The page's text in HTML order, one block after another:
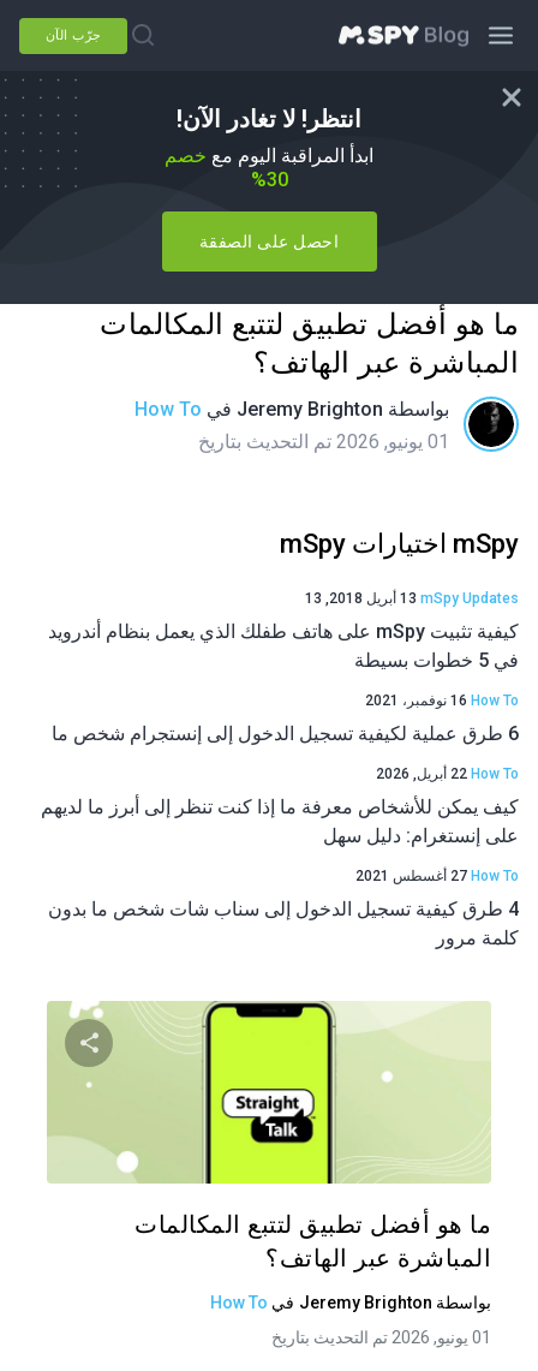
جرّب الآن
انتظر! لا تغادر الآن!
ابدأ المراقبة اليوم مع خصم
30%
احصل على الصفقة
ما هو أفضل تطبيق لتتبع المكالمات
المباشرة عبر الهاتف؟
بواسطة Jeremy Brighton في How To
01 يونيو, 2026 تم التحديث بتاريخ
mSpy اختيارات mSpy
mSpy Updates 13 أبريل 2018, 13
كيفية تثبيت mSpy على هاتف طفلك الذي يعمل بنظام أندرويد
في 5 خطوات بسيطة
How To 16 نوفمبر، 2021
6 طرق عملية لكيفية تسجيل الدخول إلى إنستجرام شخص ما
How To 22 أبريل, 2026
كيف يمكن للأشخاص معرفة ما إذا كنت تنظر إلى أبرز ما لديهم
على إنستغرام: دليل سهل
How To 27 أغسطس 2021
4 طرق كيفية تسجيل الدخول إلى سناب شات شخص ما بدون
كلمة مرور
شارك
ما هو أفضل تطبيق لتتبع المكالمات
المباشرة عبر الهاتف؟
بواسطة Jeremy Brighton في How To
01 يونيو, 2026 تم التحديث بتاريخ